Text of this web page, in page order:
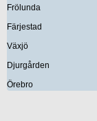
Frölunda
Färjestad
Växjö
Djurgården
Örebro